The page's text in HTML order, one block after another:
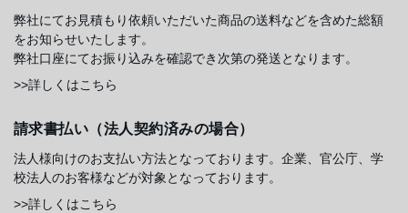
弊社にてお見積もり依頼いただいた商品の送料などを含めた総額
をお知らせいたします。
弊社口座にてお振り込みを確認でき次第の発送となります。
>>詳しくはこちら
請求書払い（法人契約済みの場合）
法人様向けのお支払い方法となっております。企業、官公庁、学
校法人のお客様などが対象となっております。
>>詳しくはこちら